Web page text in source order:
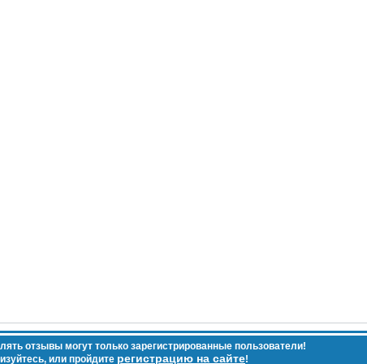
отзывы могут только зарегистрированные пользователи!
или пройдите регистрацию на сайте!